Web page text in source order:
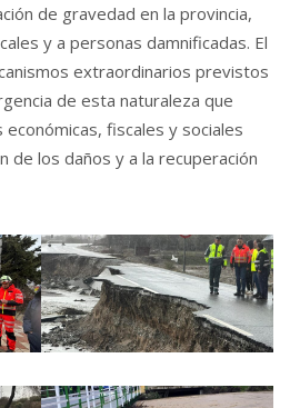
de gravedad en la provincia,
y a personas damnificadas. El
extraordinarios previstos
de esta naturaleza que
fiscales y sociales
de los daños y a la recuperación